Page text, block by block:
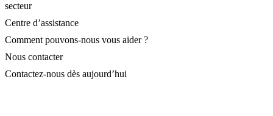
secteur
Centre d’assistance
Comment pouvons-nous vous aider ?
Nous contacter
Contactez-nous dès aujourd’hui